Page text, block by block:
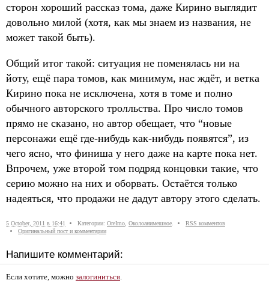
сторон хороший рассказ тома, даже Кирино выглядит
довольно милой (хотя, как мы знаем из названия, не
может такой быть).
Общий итог такой: ситуация не поменялась ни на
йоту, ещё пара томов, как минимум, нас ждёт, и ветка
Кирино пока не исключена, хотя в томе и полно
обычного авторского тролльства. Про число томов
прямо не сказано, но автор обещает, что “новые
персонажи ещё где-нибудь как-нибудь появятся”, из
чего ясно, что финиша у него даже на карте пока нет.
Впрочем, уже второй том подряд концовки такие, что
серию можно на них и оборвать. Остаётся только
надеяться, что продажи не дадут автору этого сделать.
5 October, 2011 в 16:41 Категории: OreImo, Околоанимешное.
RSS комментов
Оригинальный пост и комментарии
Напишите комментарий:
Если хотите, можно залогиниться.